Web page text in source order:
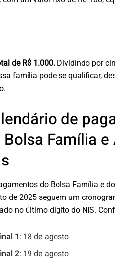
de R$ 1.000. Dividindo por
família pode se qualificar,
de
Bolsa Família
do Bolsa Família e
de 2025 seguem um
no último dígito do NIS.
1: 18 de agosto
2: 19 de agosto